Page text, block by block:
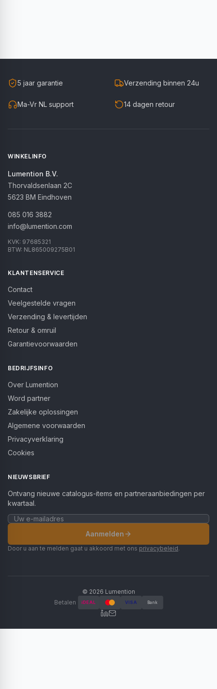
5 jaar garantie Verzending binnen 24u
Ma-Vr NL support 14 dagen retour
WINKELINFO
Lumention B.V.
Thorvaldsenlaan 2C
5623 BM Eindhoven
085 016 3882
info@lumention.com
KVK: 97685321
BTW: NL865009275B01
KLANTENSERVICE
Contact
Veelgestelde vragen
Verzending & levertijden
Retour & omruil
Garantievoorwaarden
BEDRIJFSINFO
Over Lumention
Word partner
Zakelijke oplossingen
Algemene voorwaarden
Privacyverklaring
Cookies
NIEUWSBRIEF
Ontvang nieuwe catalogus-items en partneraanbiedingen per
kwartaal.
Aanmelden
Door u aan te melden gaat u akkoord met ons privacybeleid.
© 2026 Lumention
Betalen
iDEAL VISA Bank